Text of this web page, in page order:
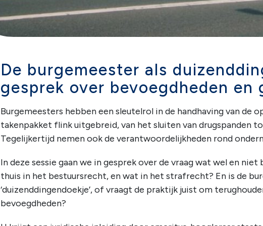
De burgemeester als
gesprek over bevoegdheden en
Burgemeesters hebben een sleutelrol in de handhaving van de
takenpakket flink uitgebreid, van het sluiten van drugspanden
Tegelijkertijd nemen ook de verantwoordelijkheden rond
In deze sessie gaan we in gesprek over de vraag wat wel en
thuis in het bestuursrecht, en wat in het strafrecht? En is de
‘duizenddingendoekje’, of vraagt de praktijk juist om
bevoegdheden?